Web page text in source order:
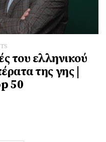
του ελληνικού
της γης |
50